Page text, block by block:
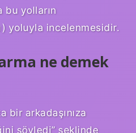
bu yolların
yoluyla incelenmesidir.
ne demek
bir arkadaşınıza
söyledi” şeklinde